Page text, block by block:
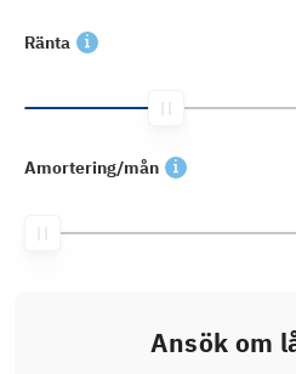
Ränta
Amortering/mån
Ansök om